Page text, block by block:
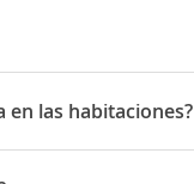
las habitaciones?
habitaciones